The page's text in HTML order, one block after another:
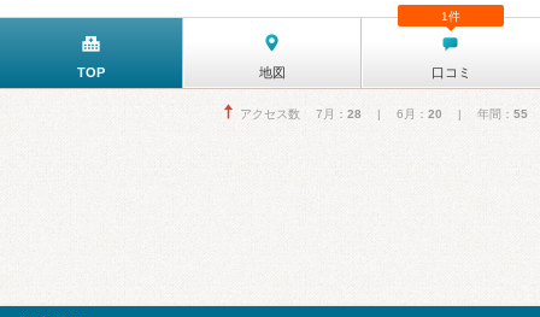
TOP 地図 口コミ
1件
アクセス数 7月： 28 | 6月： 20 | 年間： 55